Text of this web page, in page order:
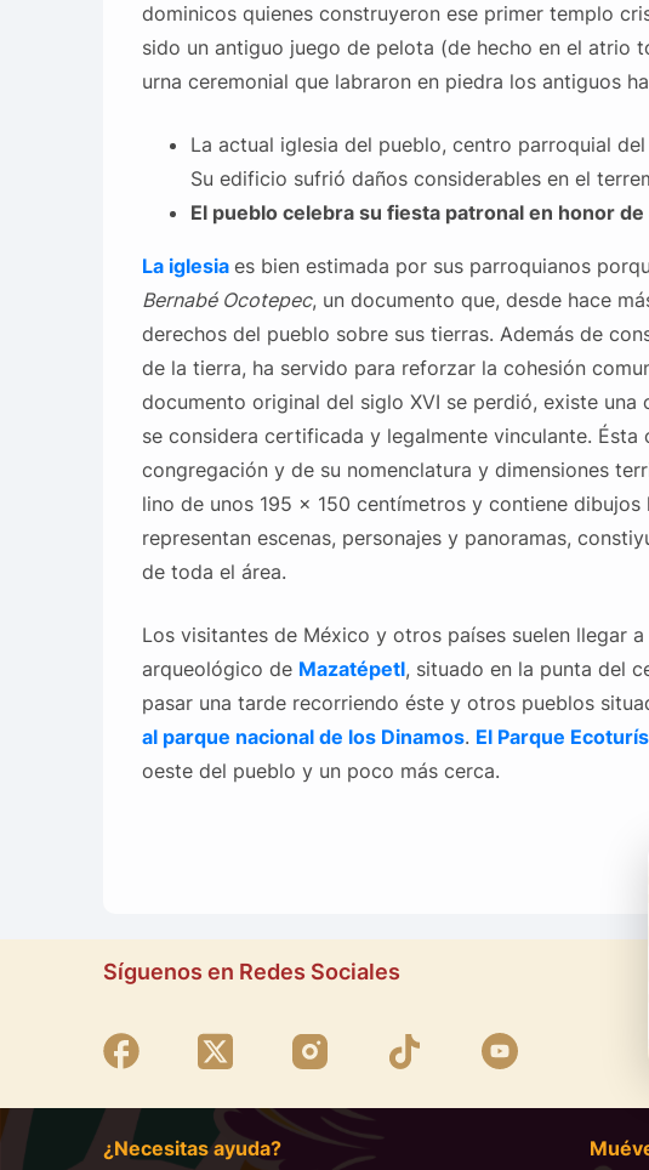
dominicos quienes construyeron ese primer templo
sido un antiguo juego de pelota (de hecho en el atrio
urna ceremonial que labraron en piedra los antiguos
La actual iglesia del pueblo, centro parroquial
Su edificio sufrió daños considerables en el
El pueblo celebra su fiesta patronal en honor de
La iglesia es bien estimada por sus parroquianos
Bernabé Ocotepec, un documento que, desde hace
derechos del pueblo sobre sus tierras. Además de
de la tierra, ha servido para reforzar la cohesión
documento original del siglo XVI se perdió, existe una
se considera certificada y legalmente vinculante. Ésta
congregación y de su nomenclatura y dimensiones
lino de unos 195 x 150 centímetros y contiene
representan escenas, personajes y panoramas,
de toda el área.
Los visitantes de México y otros países suelen llegar
arqueológico de Mazatépetl, situado en la punta del
pasar una tarde recorriendo éste y otros pueblos
al parque nacional de los Dinamos. El Parque
oeste del pueblo y un poco más cerca.
Síguenos en Redes Sociales
¿Necesitas ayuda?